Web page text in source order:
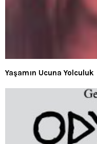
Yaşamın Ucuna Yolculuk